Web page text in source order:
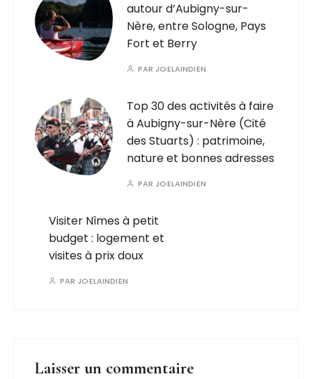
autour d’Aubigny-sur-
Nère, entre Sologne, Pays
Fort et Berry
PAR JOELAINDIEN
Top 30 des activités à faire
à Aubigny-sur-Nère (Cité
des Stuarts) : patrimoine,
nature et bonnes adresses
PAR JOELAINDIEN
Visiter Nîmes à petit
budget : logement et
visites à prix doux
PAR JOELAINDIEN
Laisser un commentaire